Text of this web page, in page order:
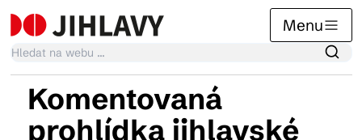
Menu
Kalendář akcí
Komentovaná
prohlídka jihlavské